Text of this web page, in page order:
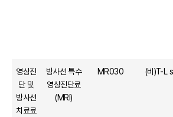
영상진
단 및
방사선
치료료
방사선 특수
영상진단료
(MRI)
MR030 (비)T-L